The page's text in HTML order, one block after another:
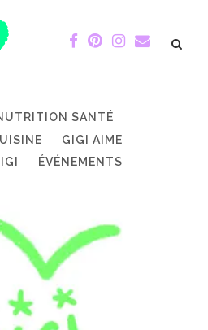
SANTÉ
GIGI AIME
ÉVÉNEMENTS